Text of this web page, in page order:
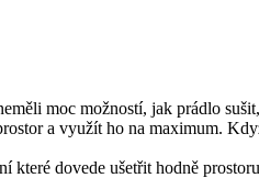
moc možností, jak prádlo
a využít ho na maximum.
které dovede ušetřit hodně